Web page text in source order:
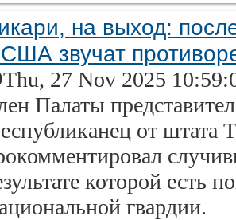
на выход:
звучат
27 Nov 2025
Палаты
от
которой есть
гвардии.